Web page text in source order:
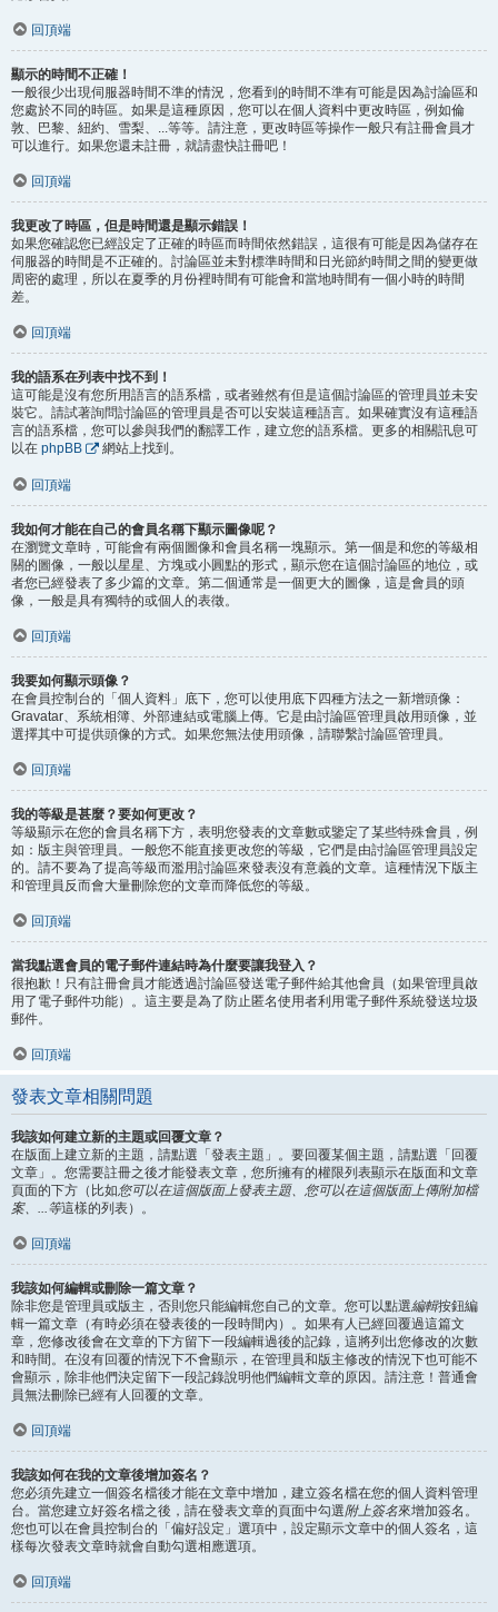
回頂端
顯示的時間不正確！
一般很少出現伺服器時間不準的情況，您看到的時間不準有可能是因為討論區和
您處於不同的時區。如果是這種原因，您可以在個人資料中更改時區，例如倫
敦、巴黎、紐約、雪梨、...等等。請注意，更改時區等操作一般只有註冊會員才
可以進行。如果您還未註冊，就請盡快註冊吧！
回頂端
我更改了時區，但是時間還是顯示錯誤！
如果您確認您已經設定了正確的時區而時間依然錯誤，這很有可能是因為儲存在
伺服器的時間是不正確的。討論區並未對標準時間和日光節約時間之間的變更做
周密的處理，所以在夏季的月份裡時間有可能會和當地時間有一個小時的時間
差。
回頂端
我的語系在列表中找不到！
這可能是沒有您所用語言的語系檔，或者雖然有但是這個討論區的管理員並未安
裝它。請試著詢問討論區的管理員是否可以安裝這種語言。如果確實沒有這種語
言的語系檔，您可以參與我們的翻譯工作，建立您的語系檔。更多的相關訊息可
以在 phpBB 網站上找到。
回頂端
我如何才能在自己的會員名稱下顯示圖像呢？
在瀏覽文章時，可能會有兩個圖像和會員名稱一塊顯示。第一個是和您的等級相
關的圖像，一般以星星、方塊或小圓點的形式，顯示您在這個討論區的地位，或
者您已經發表了多少篇的文章。第二個通常是一個更大的圖像，這是會員的頭
像，一般是具有獨特的或個人的表徵。
回頂端
我要如何顯示頭像？
在會員控制台的「個人資料」底下，您可以使用底下四種方法之一新增頭像：
Gravatar、系統相簿、外部連結或電腦上傳。它是由討論區管理員啟用頭像，並
選擇其中可提供頭像的方式。如果您無法使用頭像，請聯繫討論區管理員。
回頂端
我的等級是甚麼？要如何更改？
等級顯示在您的會員名稱下方，表明您發表的文章數或鑒定了某些特殊會員，例
如：版主與管理員。一般您不能直接更改您的等級，它們是由討論區管理員設定
的。請不要為了提高等級而濫用討論區來發表沒有意義的文章。這種情況下版主
和管理員反而會大量刪除您的文章而降低您的等級。
回頂端
當我點選會員的電子郵件連結時為什麼要讓我登入？
很抱歉！只有註冊會員才能透過討論區發送電子郵件給其他會員（如果管理員啟
用了電子郵件功能）。這主要是為了防止匿名使用者利用電子郵件系統發送垃圾
郵件。
回頂端
發表文章相關問題
我該如何建立新的主題或回覆文章？
在版面上建立新的主題，請點選「發表主題」。要回覆某個主題，請點選「回覆
文章」。您需要註冊之後才能發表文章，您所擁有的權限列表顯示在版面和文章
頁面的下方（比如您可以在這個版面上發表主題、您可以在這個版面上傳附加檔
案、...等這樣的列表）。
回頂端
我該如何編輯或刪除一篇文章？
除非您是管理員或版主，否則您只能編輯您自己的文章。您可以點選編輯按鈕編
輯一篇文章（有時必須在發表後的一段時間內）。如果有人已經回覆過這篇文
章，您修改後會在文章的下方留下一段編輯過後的記錄，這將列出您修改的次數
和時間。在沒有回覆的情況下不會顯示，在管理員和版主修改的情況下也可能不
會顯示，除非他們決定留下一段記錄說明他們編輯文章的原因。請注意！普通會
員無法刪除已經有人回覆的文章。
回頂端
我該如何在我的文章後增加簽名？
您必須先建立一個簽名檔後才能在文章中增加，建立簽名檔在您的個人資料管理
台。當您建立好簽名檔之後，請在發表文章的頁面中勾選附上簽名來增加簽名。
您也可以在會員控制台的「偏好設定」選項中，設定顯示文章中的個人簽名，這
樣每次發表文章時就會自動勾選相應選項。
回頂端